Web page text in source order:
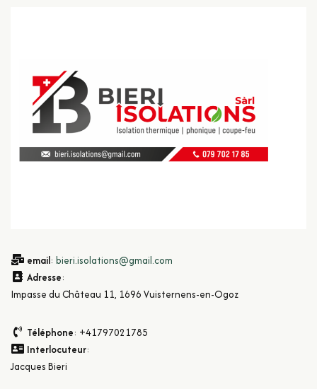
email: bieri.isolations@gmail.com
Adresse:
Impasse du Château 11, 1696 Vuisternens-en-Ogoz
Téléphone: +41797021785
Interlocuteur:
Jacques Bieri